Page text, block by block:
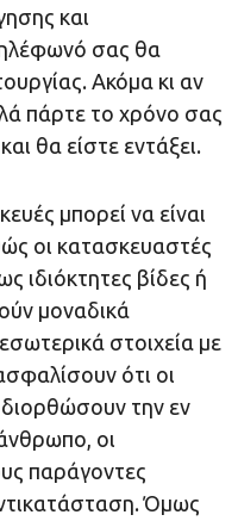
και
σας θα
Ακόμα κι αν
πάρτε το χρόνο σας
θα είστε εντάξει.
μπορεί να είναι
οι κατασκευαστές
ιδιόκτητες βίδες ή
μοναδικά
στοιχεία με
ότι οι
την εν
οι
παράγοντες
Όμως